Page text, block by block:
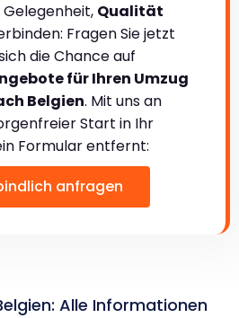
Gelegenheit, Qualität
Fragen Sie jetzt
die Chance auf
für Ihren Umzug
Belgien. Mit uns an
Start in Ihr
Formular entfernt:
anfragen
Alle Informationen